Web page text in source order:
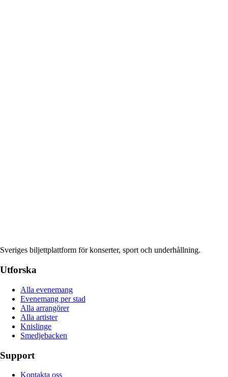
Sveriges biljettplattform för konserter, sport och underhållning.
Utforska
Alla evenemang
Evenemang per stad
Alla arrangörer
Alla artister
Knislinge
Smedjebacken
Support
Kontakta oss